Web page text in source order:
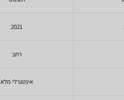
2021
רחב
אינטגרלי מלא